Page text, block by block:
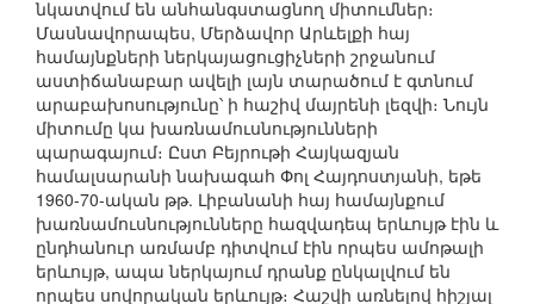
նկատվում են անհանգստացնող միտումներ։
Մասնավորապես, Մերձավոր Արևելքի հայ
համայնքների ներկայացուցիչների շրջանում
աստիճանաբար ավելի լայն տարածում է գտնում
արաբախոսությունը՝ ի հաշիվ մայրենի լեզվի։ Նույն
միտումը կա խառնամուսնությունների
պարագայում։ Ըստ Բեյրութի Հայկազյան
համալսարանի նախագահ Փոլ Հայդոստյանի, եթե
1960-70-ական թթ. Լիբանանի հայ համայնքում
խառնամուսնությունները հազվադեպ երևույթ էին և
ընդհանուր առմամբ դիտվում էին որպես ամոթալի
երևույթ, ապա ներկայում դրանք ընկալվում են
որպես սովորական երևույթ։ Հաշվի առնելով հիշյալ